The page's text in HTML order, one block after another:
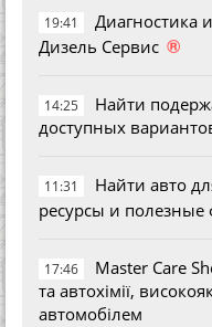
19:41
Диагностика
Дизель Сервис ®
14:25
Найти
доступных
11:31
Найти авто
ресурсы и
17:46
Master Care
та автохімії,
автомобілем